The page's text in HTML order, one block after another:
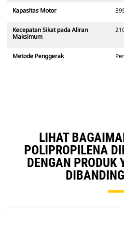
Kapasitas Motor
Kecepatan Sikat pada Aliran
Maksimum
Metode Penggerak
LIHAT
POLIPROPILENA
DENGAN PRODUK